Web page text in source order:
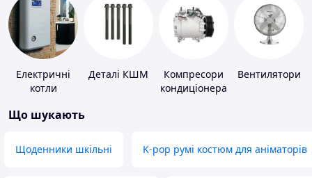
Електричні
котли
Деталі КШМ
Компресори
кондиціонера
Вентилятори
Що шукають
Щоденники шкільні K-pop румі костюм для аніматорів